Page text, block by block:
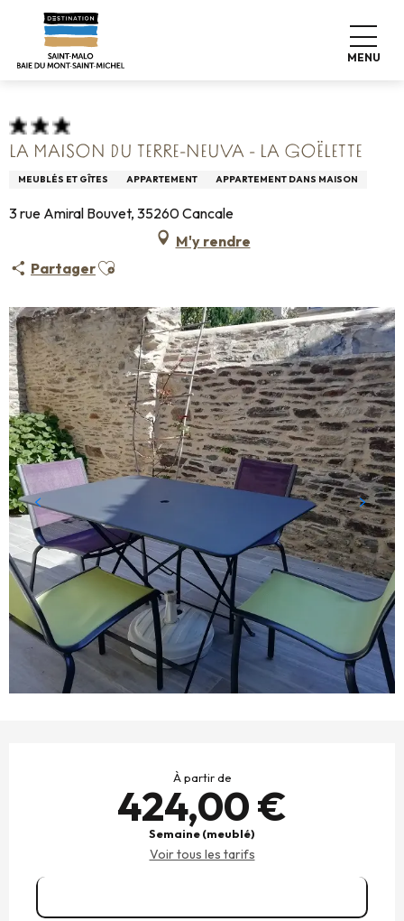
contenu
MENU
Accueil Pro & Presse
Hébergements Infos +
Meublés de tourisme
La Maison du Terre-Neuva - La Goëlette
LA MAISON DU TERRE-NEUVA - LA GOËLETTE
MEUBLÉS ET GÎTES APPARTEMENT APPARTEMENT DANS MAISON
3 rue Amiral Bouvet, 35260 Cancale
M'y rendre
PartagerAjouter aux favoris
À partir de
424,00 €
Semaine (meublé)
Voir tous les tarifs